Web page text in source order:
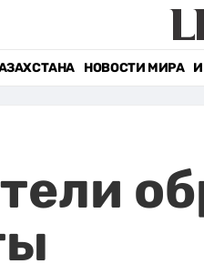
НОВОСТИ МИРА